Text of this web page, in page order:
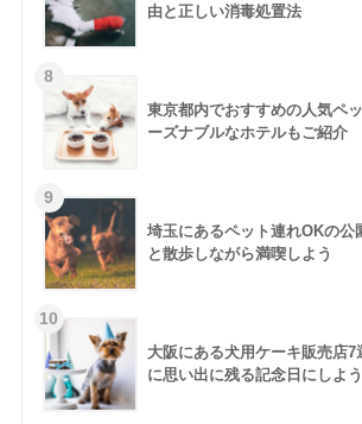
由と正しい消毒処置法
東京都内でおすすめの人気ペ
ーズナブルなホテルもご紹介
埼玉にあるペット連れOKの公
と散歩しながら満喫しよう
大阪にある犬用ケーキ販売店7
に思い出に残る記念日にしよう